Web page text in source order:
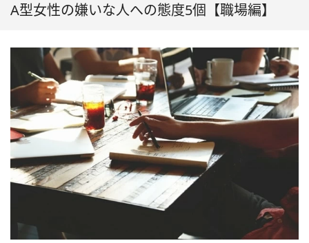
A型女性の嫌いな人への態度5個【職場編】